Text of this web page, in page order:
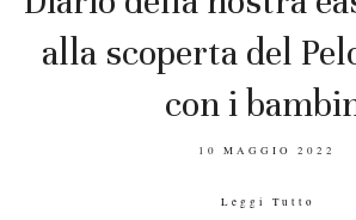
alla scoperta del
con i
POSTED
10 MAGGIO 2022
Leggi Tutto